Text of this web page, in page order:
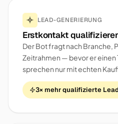
LEAD-GENERIERUNG
Erstkontakt
Der Bot fragt nach Branche,
Zeitrahmen — bevor er einen
sprechen nur mit echten
3× mehr qualifizierte